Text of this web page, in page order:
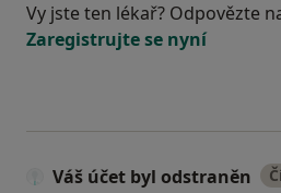
Vy jste ten lékař? Odpovězte
Zaregistrujte se nyní
Váš účet byl odstraněn